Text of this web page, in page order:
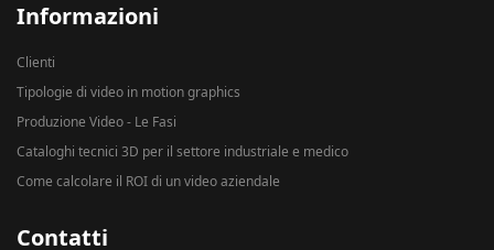
Informazioni
Clienti
Tipologie di video in motion graphics
Produzione Video - Le Fasi
Cataloghi tecnici 3D per il settore industriale e medico
Come calcolare il ROI di un video aziendale
Contatti